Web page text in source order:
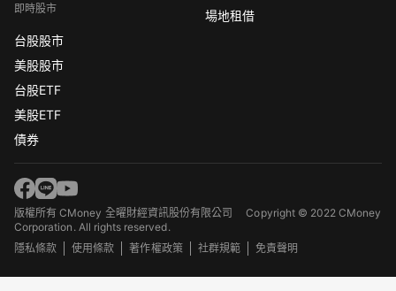
即時股市
台股股市
美股股市
台股ETF
美股ETF
債券
場地租借
版權所有 CMoney 全曜財經資訊股份有限公司Copyright © 2022 CMoney
Corporation. All rights reserved.
隱私條款
使用條款 著作權政策 社群規範 免責聲明